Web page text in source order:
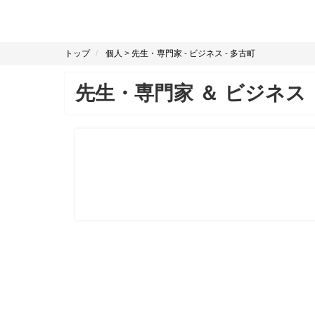
トップ 個人 > 先生・専門家 - ビジネス - 多古町
先生・専門家 ＆ ビジネス